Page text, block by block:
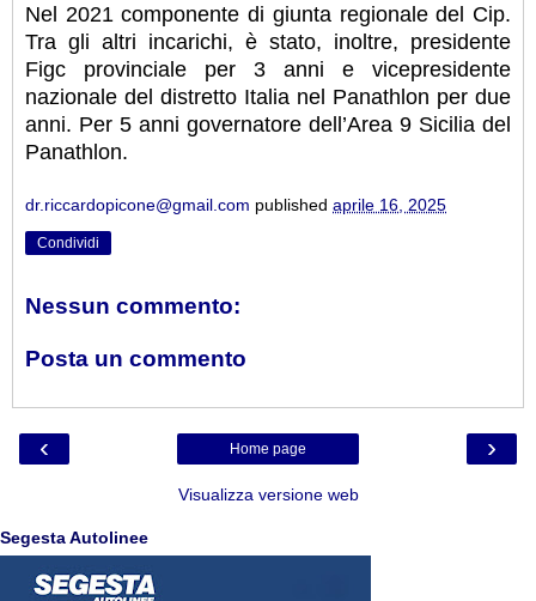
Nel 2021 componente di giunta regionale del Cip.
Tra gli altri incarichi, è stato, inoltre, presidente
Figc provinciale per 3 anni e vicepresidente
nazionale del distretto Italia nel Panathlon per due
anni. Per 5 anni governatore dell’Area 9 Sicilia del
Panathlon.
dr.riccardopicone@gmail.com published aprile 16, 2025
Condividi
Nessun commento:
Posta un commento
‹ ›
Home page
Visualizza versione web
Segesta Autolinee